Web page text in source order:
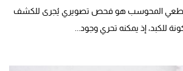
المحوسب هو فحص تصويري يُجرى للكشف
للكبد، إذ يمكنه تحري وجود...